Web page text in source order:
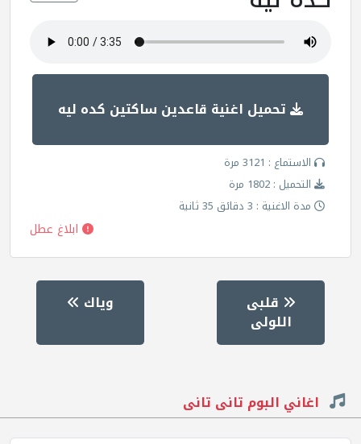
تحميل اغنية قاعدين ساكتين كده ليه
الاستماع : 3121 مرة
التحميل : 1802 مرة
مدة الاغنية : 3 دقائق 35 ثانية
ابلاغ عطل
قلبى
اللولى
وياك
اغاني البوم تانى تانى